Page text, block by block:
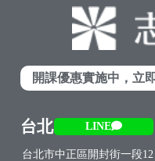
開課優惠實施中，立
台北 LINE
台北市中正區開封街一段12